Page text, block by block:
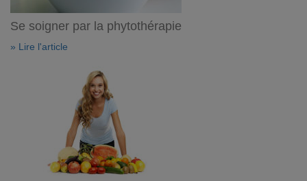
Se soigner par la phytothérapie
» Lire l'article